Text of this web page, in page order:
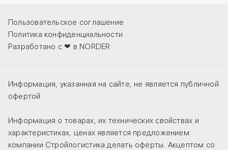
Пользовательское соглашение
Политика конфиденциальности
Разработано с ❤ в NORDER
Информация, указанная на сайте, не является публичной
офертой.
Информация о товарах, их технических свойствах и
характеристиках, ценах является предложением
компании Стройлогистика делать оферты. Акцептом со